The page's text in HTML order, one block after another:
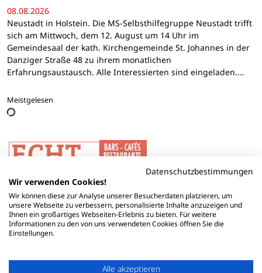
08.08.2026
Neustadt in Holstein. Die MS-Selbsthilfegruppe Neustadt trifft
sich am Mittwoch, dem 12. August um 14 Uhr im
Gemeindesaal der kath. Kirchengemeinde St. Johannes in der
Danziger Straße 48 zu ihrem monatlichen
Erfahrungsaustausch. Alle Interessierten sind eingeladen.…
Meistgelesen
Datenschutzbestimmungen
Wir verwenden Cookies!
Wir können diese zur Analyse unserer Besucherdaten platzieren, um
unsere Webseite zu verbessern, personalisierte Inhalte anzuzeigen und
Ihnen ein großartiges Webseiten-Erlebnis zu bieten. Für weitere
Informationen zu den von uns verwendeten Cookies öffnen Sie die
Einstellungen.
Alle akzeptieren